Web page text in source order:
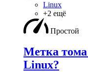
Linux
+2 ещё
Простой
Метка тома
Linux?